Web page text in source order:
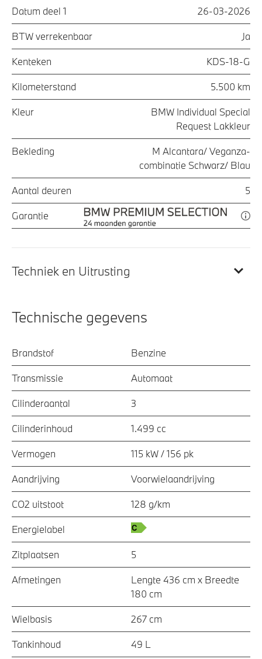
Datum deel 1 26-03-2026
BTW verrekenbaar Ja
Kenteken KDS-18-G
Kilometerstand 5.500 km
Kleur
BMW Individual Special
Request Lakkleur
Bekleding
M Alcantara/ Veganza-
combinatie Schwarz/ Blau
Aantal deuren 5
Garantie
Techniek en Uitrusting
Technische gegevens
Brandstof Benzine
Transmissie Automaat
Cilinderaantal 3
Cilinderinhoud 1.499 cc
Vermogen 115 kW / 156 pk
Aandrijving Voorwielaandrijving
CO2 uitstoot 128 g/km
Energielabel
Zitplaatsen 5
Afmetingen
Lengte 436 cm x Breedte
180 cm
Wielbasis 267 cm
Tankinhoud 49 L